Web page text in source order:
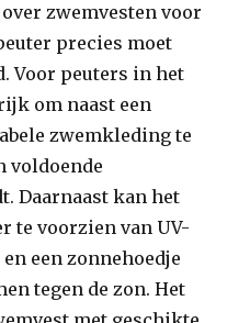
zwemvesten voor
precies moet
Voor peuters in het
om naast een
zwemkleding te
voldoende
Daarnaast kan het
te voorzien van UV-
een zonnehoedje
tegen de zon. Het